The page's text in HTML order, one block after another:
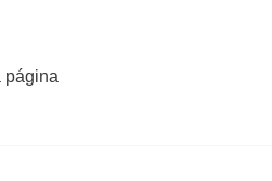
página